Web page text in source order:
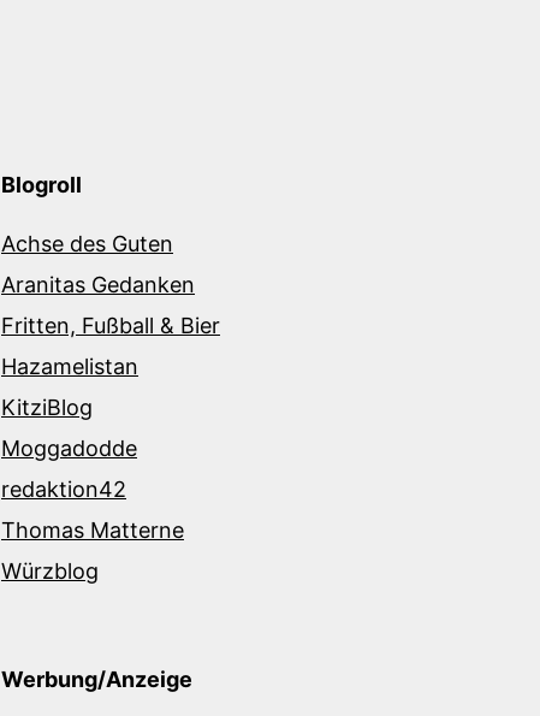
Blogroll
Achse des Guten
Aranitas Gedanken
Fritten, Fußball & Bier
Hazamelistan
KitziBlog
Moggadodde
redaktion42
Thomas Matterne
Würzblog
Werbung/Anzeige